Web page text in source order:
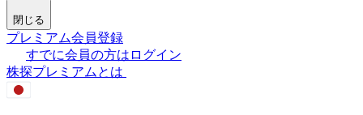
閉じる
プレミアム会員登録
すでに会員の方はログイン
株探プレミアムとは